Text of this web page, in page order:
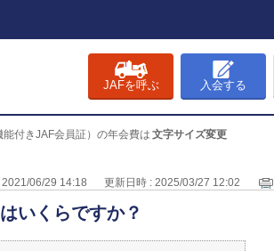
JAFを呼ぶ 入会する
文字サイズ変更
付きJAF会員証）の年会費は
06/29 14:18 更新日時 : 2025/03/27 12:02
いくらですか？